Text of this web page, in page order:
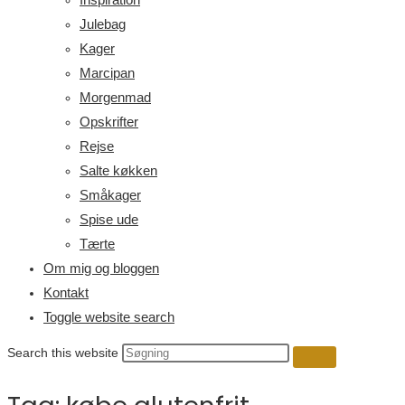
Julebag
Kager
Marcipan
Morgenmad
Opskrifter
Rejse
Salte køkken
Småkager
Spise ude
Tærte
Om mig og bloggen
Kontakt
Toggle website search
Search this website